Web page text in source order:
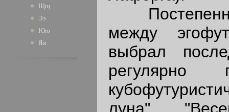
Щщ
Ээ
Юю
Яя
между
выбрал
регулярно